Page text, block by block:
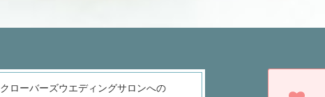
クローバーズウエディングサロンへの